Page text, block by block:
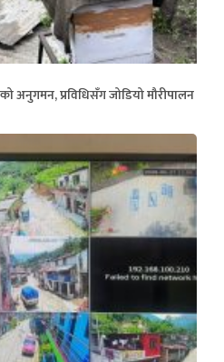
अनुगमन, प्रविधिसँग जोडियो मौरीपालन